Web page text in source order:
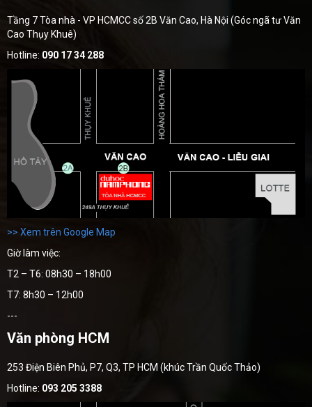
Tầng 7 Tòa nhà - VP HCMCC số 2B Văn Cao, Hà Nội (Góc ngã tư Văn
Cao Thụy Khuê)
Hotline: 090 17 34 288
>> Xem trên Google Map
Giờ làm việc:
T2 – T6: 08h30 – 18h00
T7: 8h30 – 12h00
---
Văn phòng HCM
253 Điện Biên Phủ, P7, Q3, TP HCM (khúc Trần Quốc Thảo)
Hotline: 093 205 3388